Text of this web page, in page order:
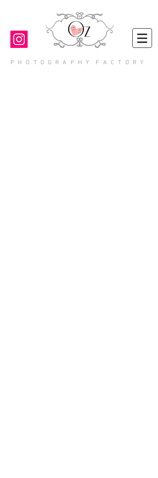
P H O T O G R A P H Y F A C T O R Y